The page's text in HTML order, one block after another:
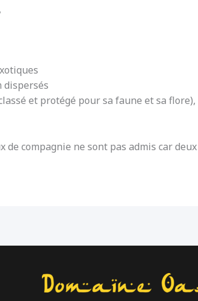
dispersés
et protégé pour sa faune et sa
de compagnie ne sont pas admis car